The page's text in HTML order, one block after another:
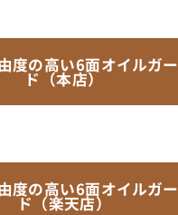
度の高い6面オイルガー
ド（本店）
度の高い6面オイルガー
ド（楽天店）